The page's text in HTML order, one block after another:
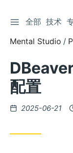
跳
到
章
切换侧边栏
全部 技术
Mental Studio
配置
发
2025-06-21